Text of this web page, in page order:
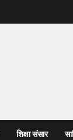
शिक्षा संसार